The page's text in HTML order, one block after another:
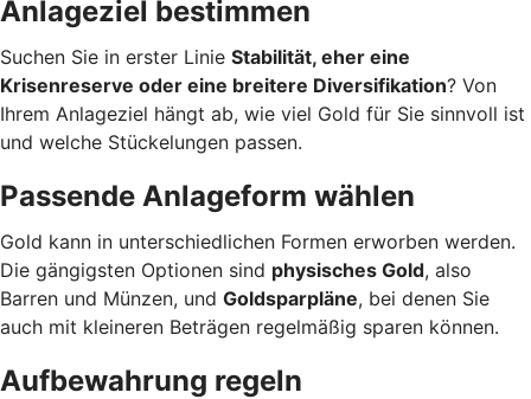
Anlageziel bestimmen
Suchen Sie in erster Linie Stabilität, eher eine
Krisenreserve oder eine breitere Diversifikation? Von
Ihrem Anlageziel hängt ab, wie viel Gold für Sie sinnvoll ist
und welche Stückelungen passen.
Passende Anlageform wählen
Gold kann in unterschiedlichen Formen erworben werden.
Die gängigsten Optionen sind physisches Gold, also
Barren und Münzen, und Goldsparpläne, bei denen Sie
auch mit kleineren Beträgen regelmäßig sparen können.
Aufbewahrung regeln